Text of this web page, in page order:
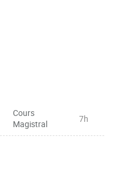
Cours
Magistral
7h